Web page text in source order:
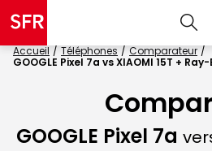
Accueil Téléphones
Comparateur
GOOGLE Pixel 7a vs XIAOMI 15T +
GOOGLE Pixel 7a